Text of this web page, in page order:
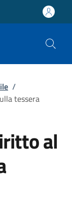
/
tessera
al